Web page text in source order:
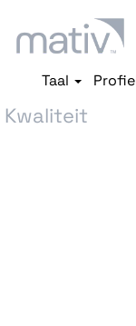
Taal
Kwaliteit